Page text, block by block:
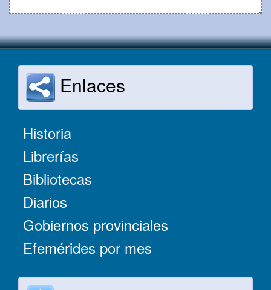
Enlaces
Historia
Librerías
Bibliotecas
Diarios
Gobiernos provinciales
Efemérides por mes